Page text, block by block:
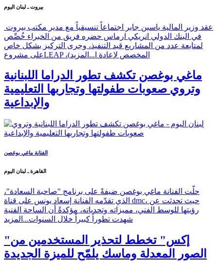
بيروت ـ لبنان اليوم
في البنك الدولي انريكي ارماس حضره فريق من الخبراء خُصِّص
لمتابعة عدد من المشاريع قيد التنفيذ، وجرى التركيز بشكل خاص
على مشروعLEAP ،(المخصص لإعادة ا... المزيد
ماغي بوغصن تكشف تطور الدراما اللبنانية
وتروي صعوبات طفولتها وتجاربها التعليمية
والإبداعية
الفنانة ماغي بوغصن
القاهرة ـ لبنان اليوم
حلّت الفنانة ماغي بوغصن ضيفةً على برنامج "صاحبة السعادة"،
الذي تقدّمه الفنانة إسعاد يونس على قناة dmc، حيث تحدثت عن
رؤيتها للوسط الفني، مميزاته وتحدياته، مؤكدةً أن الساحة الفنية
شهدت تطوراً كبيراً خلال السنوات... المزيد
"إكس" تخطط لتحذير المستخدمين من
الصور المعدلة وماسك يلمّح للميزة الجديدة